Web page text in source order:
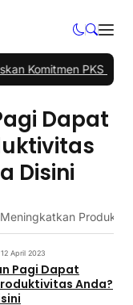
Komitmen PKS
Dapat
Disini
12 April 2023
Pagi Dapat
Anda?